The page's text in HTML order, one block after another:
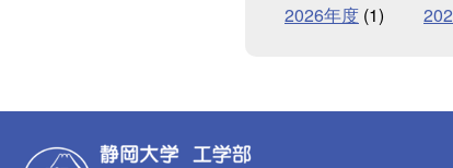
2026年度 (1)